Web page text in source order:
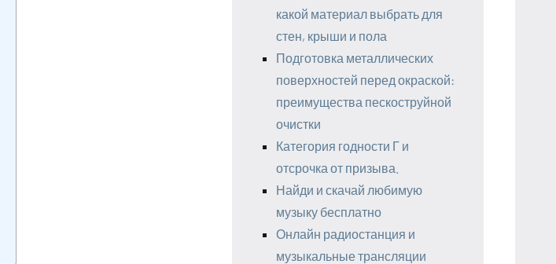
какой материал выбрать для
стен, крыши и пола
Подготовка металлических
поверхностей перед окраской:
преимущества пескоструйной
очистки
Категория годности Г и
отсрочка от призыва.
Найди и скачай любимую
музыку бесплатно
Онлайн радиостанция и
музыкальные трансляции